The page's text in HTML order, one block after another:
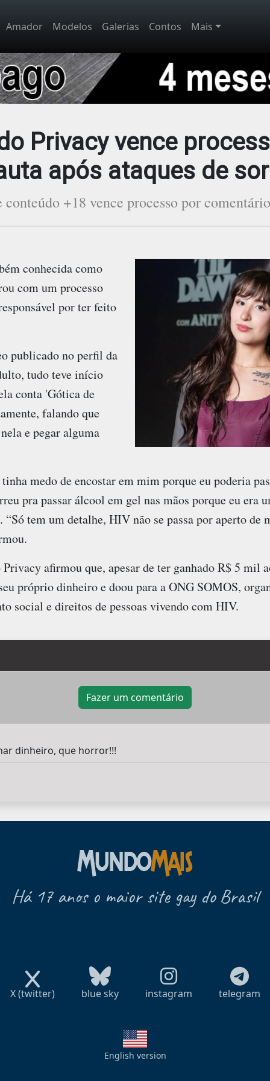
Amador Modelos Galerias Contos Mais
Privacy vence
após ataques de
conteúdo +18 vence processo por
conhecida como
com um processo
por ter feito
publicado no perfil da
tudo teve início
conta 'Gótica de
falando que
e pegar alguma
medo de encostar em mim porque eu poderia
pra passar álcool em gel nas mãos porque eu era
tem um detalhe, HIV não se passa por aperto de
afirmou que, apesar de ter ganhado R$ 5 mil
próprio dinheiro e doou para a ONG SOMOS,
social e direitos de pessoas vivendo com HIV.
Fazer um comentário
dinheiro, que horror!!!
Há 17 anos o maior site gay do Brasil
X (twitter) blue sky instagram telegram
English version